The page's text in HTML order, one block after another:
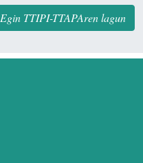
Egin TTIPI-TTAPAren lagun